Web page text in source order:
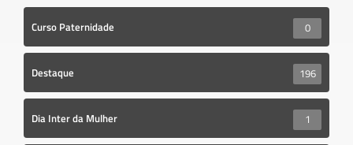
Curso Paternidade 0
Destaque 196
Dia Inter da Mulher 1